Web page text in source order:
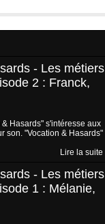
- Les métiers
2 : Franck,
Hasards" s'intéresse aux
son. "Vocation & Hasards"
Lire la suite
- Les métiers
1 : Mélanie,